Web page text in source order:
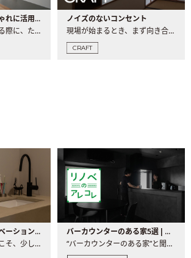
動かせない柱はおしゃれに活用！柱を魅せるリノベーション(リノベ)4選
間取り変更を検討する際に、たびたび皆さんの頭を悩ませる動か..
ノイズのないコンセント
現場が始まるとき、まず向き合うものの一つがコンセントです..
CRAFT
洗面所・洗面台リノベーションの事例と間取りアイデア
毎日使う場所だからこそ、少しの間取りの工夫や素材の選び方で..
バーカウンターのある家5選 | 日常に馴染む“距離の近い”キッチンとは
“バーカウンターのある家”と聞くと、少し特別な、大人のための..